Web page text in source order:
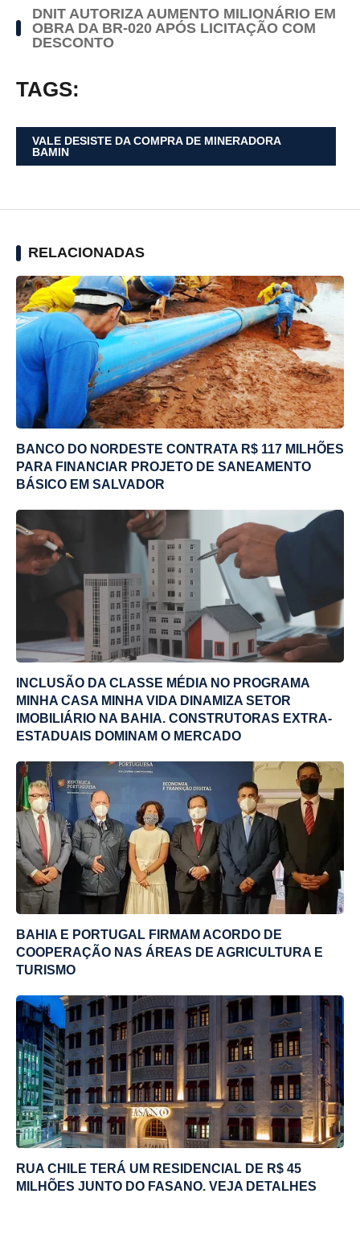
DNIT AUTORIZA AUMENTO MILIONÁRIO EM
OBRA DA BR-020 APÓS LICITAÇÃO COM
DESCONTO
TAGS:
VALE DESISTE DA COMPRA DE MINERADORA
BAMIN
RELACIONADAS
BANCO DO NORDESTE CONTRATA R$ 117 MILHÕES
PARA FINANCIAR PROJETO DE SANEAMENTO
BÁSICO EM SALVADOR
INCLUSÃO DA CLASSE MÉDIA NO PROGRAMA
MINHA CASA MINHA VIDA DINAMIZA SETOR
IMOBILIÁRIO NA BAHIA. CONSTRUTORAS EXTRA-
ESTADUAIS DOMINAM O MERCADO
BAHIA E PORTUGAL FIRMAM ACORDO DE
COOPERAÇÃO NAS ÁREAS DE AGRICULTURA E
TURISMO
RUA CHILE TERÁ UM RESIDENCIAL DE R$ 45
MILHÕES JUNTO DO FASANO. VEJA DETALHES